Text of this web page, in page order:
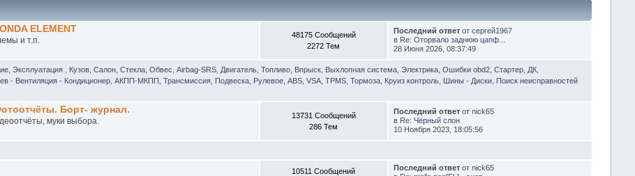
ELEMENT
и т.п.
48175 Сообщений
2272 Тем
Последний ответ отсергей1967
в Re: Оторвало заднюю цапф...
28 Июня 2026, 08:37:49
Эксплуатация Кузов, Салон, Стекла, Обвес, Airbag-SRS, Двигатель, Топливо, Впрыск, Выхлопная система, Электрика, Ошибки obd2, Стартер, ДК,
- Вентиляция - Кондиционер, АКПП-МКПП, Трансмиссия, Подвеска, Рулевое, ABS, VSA, TPMS, Тормоза, Круиз контроль, Шины - Диски, Поиск неисправностей
Борт- журнал.
муки выбора.
13731 Сообщений
286 Тем
Последний ответ отnick65
в Re: Чёрный слон
10 Ноября 2023, 18:05:56
10511 Сообщений
Последний ответ отnick65